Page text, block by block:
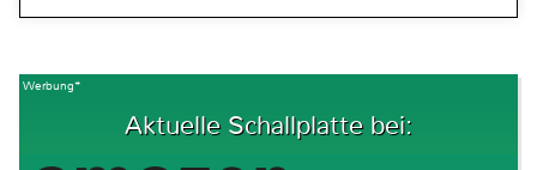
Werbung*
Aktuelle Schallplatte bei: